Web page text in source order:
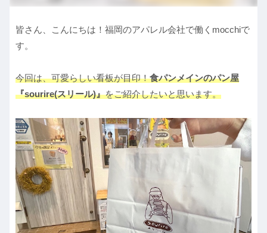
皆さん、こんにちは！福岡のアパレル会社で働くmocchiで
す。
今回は、可愛らしい看板が目印！食パンメインのパン屋
『sourire(スリール)』をご紹介したいと思います。